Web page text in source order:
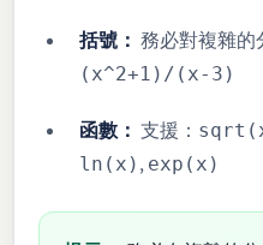
括號： 務必對複雜的
(x^2+1)/(x-3)
函數： 支援：
ln(x) , exp(x)